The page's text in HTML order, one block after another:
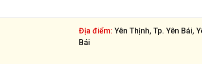
Địa điểm: Yên Thịnh, Tp. Yên Bái,
Bái